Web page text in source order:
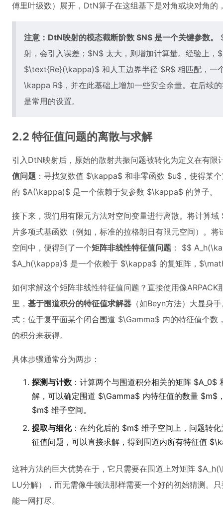
傅里叶级数）展开，DtN算子在这组基下是对角或块对角的
注意：DtN映射的模态截断阶数 $N$ 是一个关键参数。
射，会引入误差；$N$ 太大，则增加计算量。经验上，
$\text{Re}(\kappa)$ 和人工边界半径 $R$ 相匹配，一
\kappa R$，并在此基础上增加一些安全余量。在后续
是常用的设置。
2.2 特征值问题的离散与求解
引入DtN映射后，原始的散射共振问题被转化为定义在有限
值问题 ：寻找复数值 $\kappa$ 和非零函数 $u$，使得某
的 $A(\kappa)$ 是一个依赖于复参数 $\kappa$ 的算子。
接下来，我们用有限元方法对空间变量进行离散。将计算
片多项式基函数（例如，标准的拉格朗日有限元空间）。
空间中，便得到了一个矩阵非线性特征值问题 ： $$
$A_h(\kappa)$ 是一个依赖于 $\kappa$ 的复矩阵，
如何求解这个矩阵非线性特征值问题？直接使用像
里， 基于围道积分的特征值求解器 （如Beyn方法）大显身
式：位于复平面某个闭合围道 $\Gamma$ 内的特征值个数
的积分来获得。
具体步骤通常分为两步：
探测与计数 ：计算两个与围道积分相关的矩阵
解，可以确定围道 $\Gamma$ 内特征值的数量 $m$
$m$ 维子空间。
提取与细化：在约化后的 $m$ 维子空间上，问题转
征值问题，可以直接求解，得到围道内所有特征值
这种方法的巨大优势在于，它只需要在围道上对矩阵
LU分解），而无需像牛顿法那样需要一个好的初始猜测。
能一网打尽。